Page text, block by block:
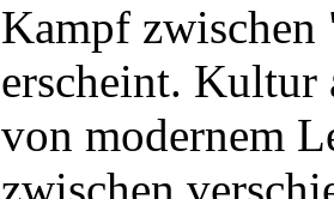
Kampf
erscheint. Kultur
von modernem